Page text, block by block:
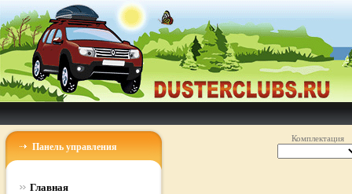
Панель управления
Главная
Комплектация